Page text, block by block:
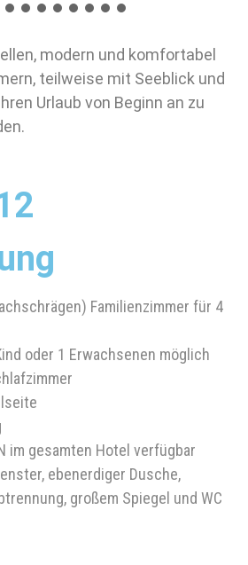
modern und komfortabel
teilweise mit Seeblick und
Urlaub von Beginn an zu
Familienzimmer für 4
oder 1 Erwachsenen möglich
im gesamten Hotel verfügbar
ebenerdiger Dusche,
großem Spiegel und WC